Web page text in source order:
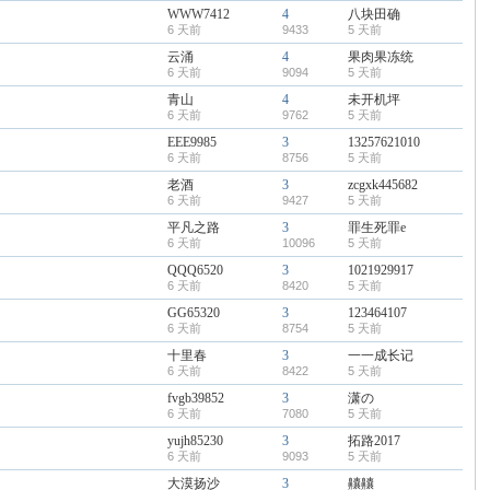
WWW7412
6 天前
4
9433
八块田确
5 天前
云涌
6 天前
4
9094
果肉果冻统
5 天前
青山
6 天前
4
9762
未开机坪
5 天前
EEE9985
6 天前
3
8756
13257621010
5 天前
老酒
6 天前
3
9427
zcgxk445682
5 天前
平凡之路
6 天前
3
10096
罪生死罪e
5 天前
QQQ6520
6 天前
3
8420
1021929917
5 天前
GG65320
6 天前
3
8754
123464107
5 天前
十里春
6 天前
3
8422
一一成长记
5 天前
fvgb39852
6 天前
3
7080
潇の
5 天前
yujh85230
6 天前
3
9093
拓路2017
5 天前
大漠扬沙 3 齉齉